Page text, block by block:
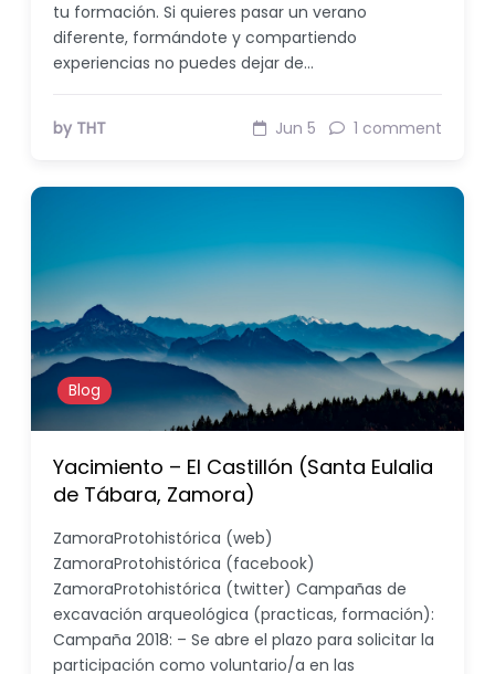
tu formación. Si quieres pasar un verano
diferente, formándote y compartiendo
experiencias no puedes dejar de…
by THT Jun 5 1 comment
Blog
Yacimiento – El Castillón (Santa Eulalia
de Tábara, Zamora)
ZamoraProtohistórica (web)
ZamoraProtohistórica (facebook)
ZamoraProtohistórica (twitter) Campañas de
excavación arqueológica (practicas, formación):
Campaña 2018: – Se abre el plazo para solicitar la
participación como voluntario/a en las